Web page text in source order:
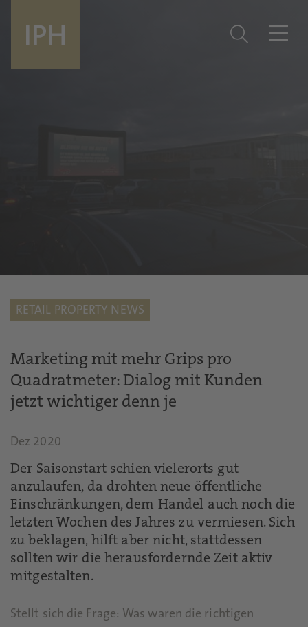
RETAIL PROPERTY NEWS
Marketing mit mehr Grips pro
Quadratmeter: Dialog mit Kunden
jetzt wichtiger denn je
Dez 2020
Der Saisonstart schien vielerorts gut
anzulaufen, da drohten neue öffentliche
Einschränkungen, dem Handel auch noch die
letzten Wochen des Jahres zu vermiesen. Sich
zu beklagen, hilft aber nicht, stattdessen
sollten wir die herausfordernde Zeit aktiv
mitgestalten.
Stellt sich die Frage: Was waren die richtigen